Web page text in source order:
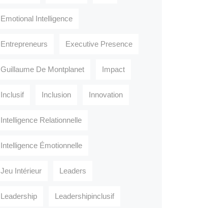
Emotional Intelligence
Entrepreneurs Executive Presence
Guillaume De Montplanet Impact
Inclusif Inclusion Innovation
Intelligence Relationnelle
Intelligence Émotionnelle
Jeu Intérieur Leaders
Leadership Leadershipinclusif